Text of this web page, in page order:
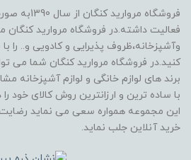
فروشگاه
فعالیت داشته.در فروشگاه مروارید کنگان
وآشپزخانه،ظروف پذیرایی و کادویی و.. را
کنید.در فروشگاه مروارید کنگان شما می
برند های لوازم خانگی و لوازم آشپزخانه
با ساده ترین و ارزانترین روش کالای خود
این مجموعه همواره سعی می نماید
خرید آنلاین جلب نماید.